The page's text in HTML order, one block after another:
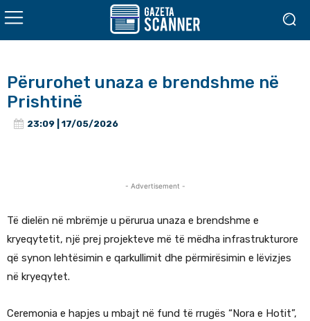
Përurohet unaza e brendshme në
Prishtinë
23:09 | 17/05/2026
- Advertisement -
Të dielën në mbrëmje u përurua unaza e brendshme e
kryeqytetit, një prej projekteve më të mëdha infrastrukturore
që synon lehtësimin e qarkullimit dhe përmirësimin e lëvizjes
në kryeqytet.
Ceremonia e hapjes u mbajt në fund të rrugës “Nora e Hotit”,